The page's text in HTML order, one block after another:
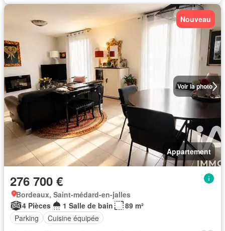
Voir la photo
Nouveau
Appartement
276 700 €
Bordeaux, Saint-médard-en-jalles
4 Pièces
1 Salle de bain
89 m²
Parking
Cuisine équipée